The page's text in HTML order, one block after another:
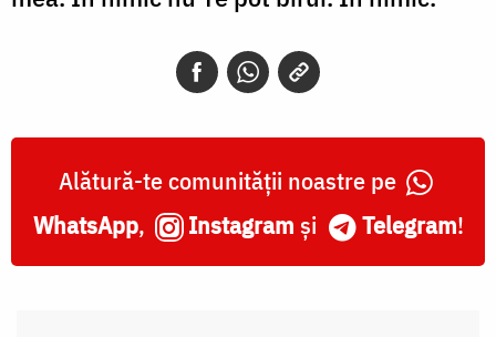
Alătură-te comunității noastre pe
WhatsApp, Instagram și Telegram!